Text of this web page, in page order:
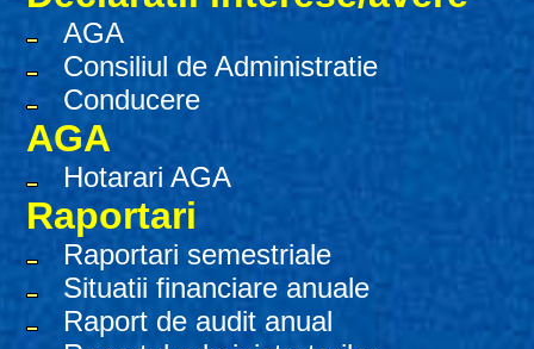
AGA
Consiliul de Administratie
Conducere
AGA
Hotarari AGA
Raportari
Raportari semestriale
Situatii financiare anuale
Raport de audit anual